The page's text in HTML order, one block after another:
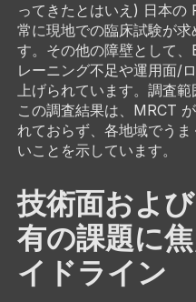
ってきたとはいえ) 日本
常に現地での臨床試験が
す。その他の障壁として
レーニング不足や運用面/
上げられています。調査範
この調査結果は、MRCT
れておらず、各地域でう
いことを示しています。
技術面およ
有の課題に
イドライン